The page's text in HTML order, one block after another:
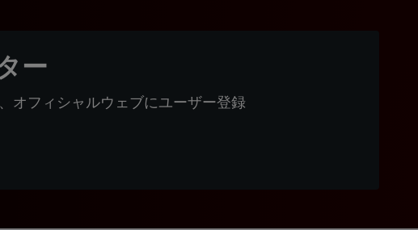
ー
オフィシャルウェブにユーザー登録